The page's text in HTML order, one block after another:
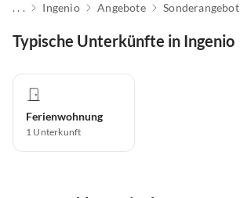
. . . Ingenio Angebote Sonderangebot
Typische Unterkünfte in Ingenio
Ferienwohnung
1 Unterkunft